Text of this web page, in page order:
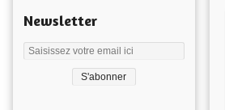
Newsletter